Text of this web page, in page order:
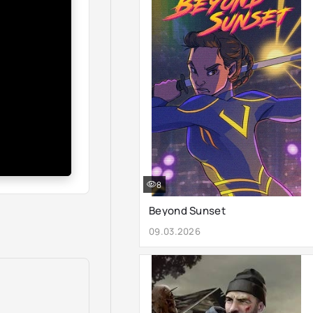
Beyond Sunset
09.03.2026
8